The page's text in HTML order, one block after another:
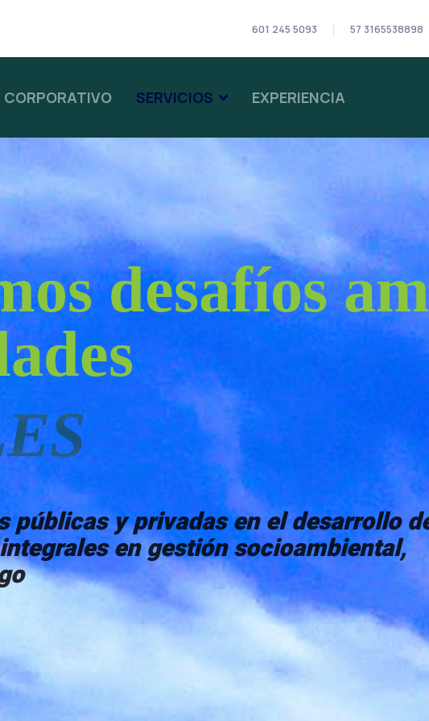
601 245 5093 57 3165538898
CORPORATIVO SERVICIOS EXPERIENCIA
desafíos
públicas y privadas en el desarrollo
en gestión socioambiental,